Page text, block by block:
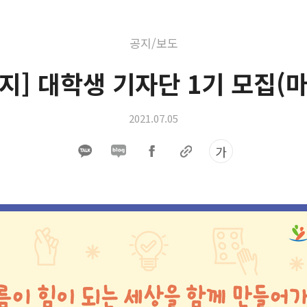
공지/보도
] 대학생 기자단 1기 모집(
2021.07.05
가